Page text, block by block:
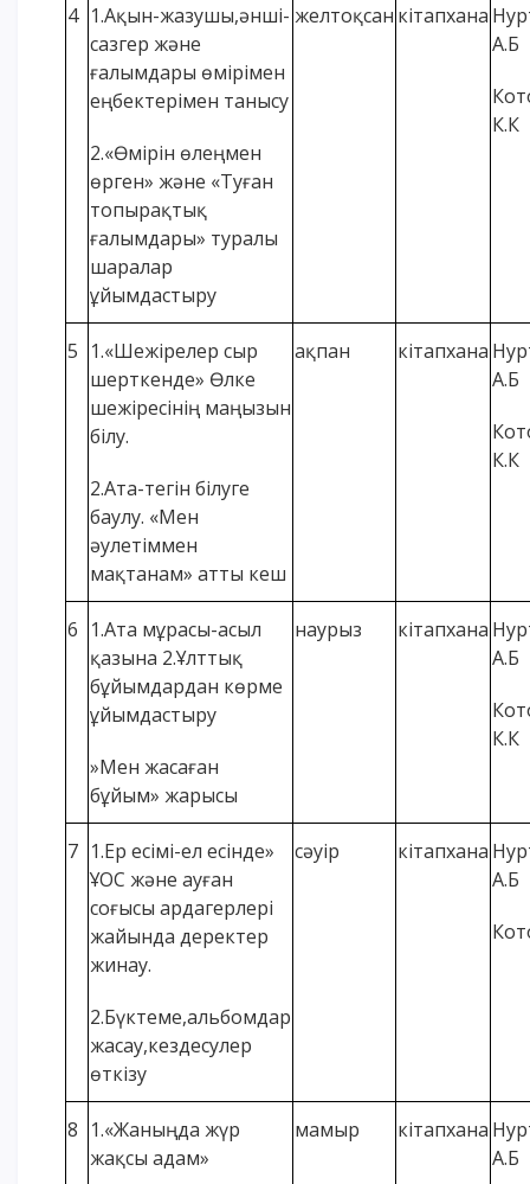
4 1.Ақын-жазушы,әнші-
сазгер және
ғалымдары өмірімен
еңбектерімен танысу
2.«Өмірін өлеңмен
өрген» және «Туған
топырақтық
ғалымдары» туралы
шаралар
ұйымдастыру
желтоқсан кітапхана
А.Б
К.К
5 1.«Шежірелер сыр
шерткенде» Өлке
шежіресінің маңызын
білу.
2.Ата-тегін білуге
баулу. «Мен
әулетіммен
мақтанам» атты кеш
ақпан кітапхана
А.Б
К.К
6 1.Ата мұрасы-асыл
қазына 2.Ұлттық
бұйымдардан көрме
ұйымдастыру
»Мен жасаған
бұйым» жарысы
наурыз кітапхана
А.Б
К.К
7 1.Ер есімі-ел есінде»
ҰОС және ауған
соғысы ардагерлері
жайында деректер
жинау.
2.Бүктеме,альбомдар
жасау,кездесулер
өткізу
сәуір кітапхана
А.Б
8 1.«Жаныңда жүр
жақсы адам»
мамыр кітапхана
А.Б